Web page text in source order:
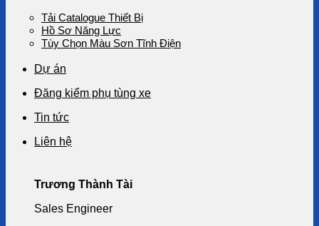
Tải Catalogue Thiết Bị
Hồ Sơ Năng Lực
Tùy Chọn Màu Sơn Tĩnh Điện
Dự án
Đăng kiểm phụ tùng xe
Tin tức
Liên hệ
Trương Thành Tài
Sales Engineer